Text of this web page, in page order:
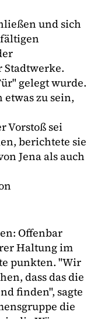
und sich
gelegt wurde.
zu sein,
Vorstoß sei
berichtete sie
Jena als auch
Offenbar
Haltung im
punkten. "Wir
dass das die
finden", sagte
die